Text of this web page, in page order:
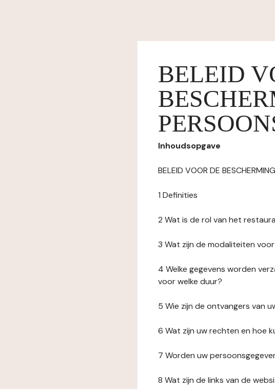
BELEID
Inhoudsopgave
BELEID VOOR DE
1 Definities
2 Wat is de rol van het
3 Wat zijn de modaliteiten
4 Welke gegevens worden
voor welke duur?
5 Wie zijn de ontvangers van
6 Wat zijn uw rechten en hoe
7 Worden uw
8 Wat zijn de links van de